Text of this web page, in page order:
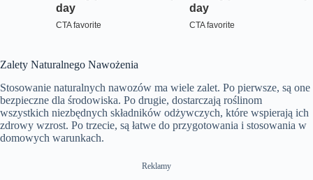
Zalety Naturalnego Nawożenia
Stosowanie naturalnych nawozów ma wiele zalet. Po pierwsze, są one
bezpieczne dla środowiska. Po drugie, dostarczają roślinom
wszystkich niezbędnych składników odżywczych, które wspierają ich
zdrowy wzrost. Po trzecie, są łatwe do przygotowania i stosowania w
domowych warunkach.
Reklamy